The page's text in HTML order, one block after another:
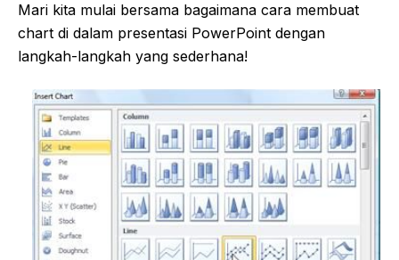
Mari kita mulai bersama bagaimana cara membuat
chart di dalam presentasi PowerPoint dengan
langkah-langkah yang sederhana!